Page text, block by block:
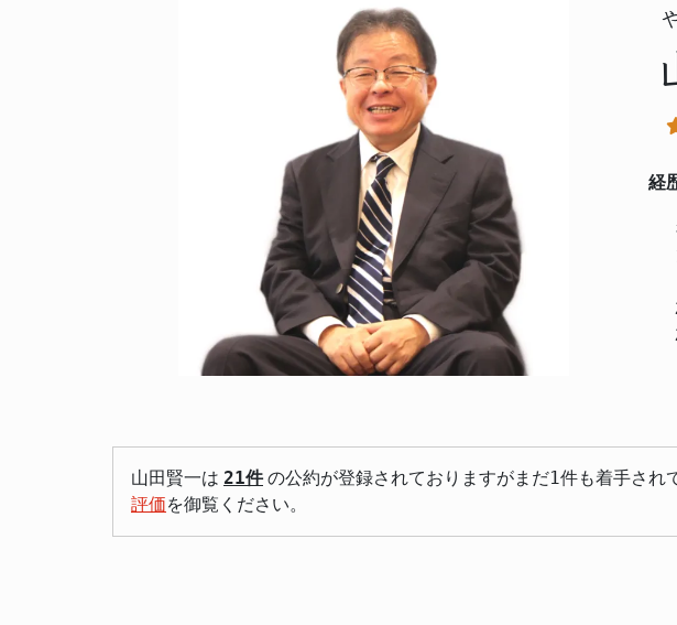
経
山田賢一は 21件 の公約が登録されておりますがまだ1件も着手され
評価を御覧ください。